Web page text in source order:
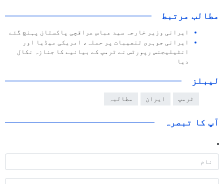
مطالب مرتبط
ایرانی وزیر خارجہ سید عباس عراقچی پاکستان پہنچ گئے
ایرانی جوہری تنصیبات پر حملہ، امریکی میڈیا اور
انٹیلیجنس رپورٹس نے ٹرمپ کے بیانیے کا جنازہ نکال
دیا
لیبلز
ٹرمپ ایران مطالبہ
آپ کا تبصرہ